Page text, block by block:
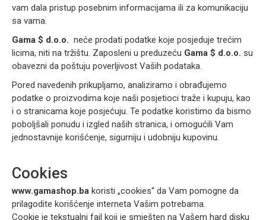
vam dala pristup posebnim informacijama ili za komunikaciju
sa vama.
Gama $ d.o.o. neće prodati podatke koje posjeduje trećim
licima, niti na tržištu. Zaposleni u preduzeću Gama $ d.o.o. su
obavezni da poštuju poverljivost Vaših podataka.
Pored navedenih prikupljamo, analiziramo i obrađujemo
podatke o proizvodima koje naši posjetioci traže i kupuju, kao
i o stranicama koje posjećuju. Te podatke koristimo da bismo
poboljšali ponudu i izgled naših stranica, i omogućili Vam
jednostavnije korišćenje, sigurniju i udobniju kupovinu.
Cookies
www.gamashop.ba koristi „cookies“ da Vam pomogne da
prilagodite korišćenje interneta Vašim potrebama.
Cookie je tekstualni fajl koji je smješten na Vašem hard disku